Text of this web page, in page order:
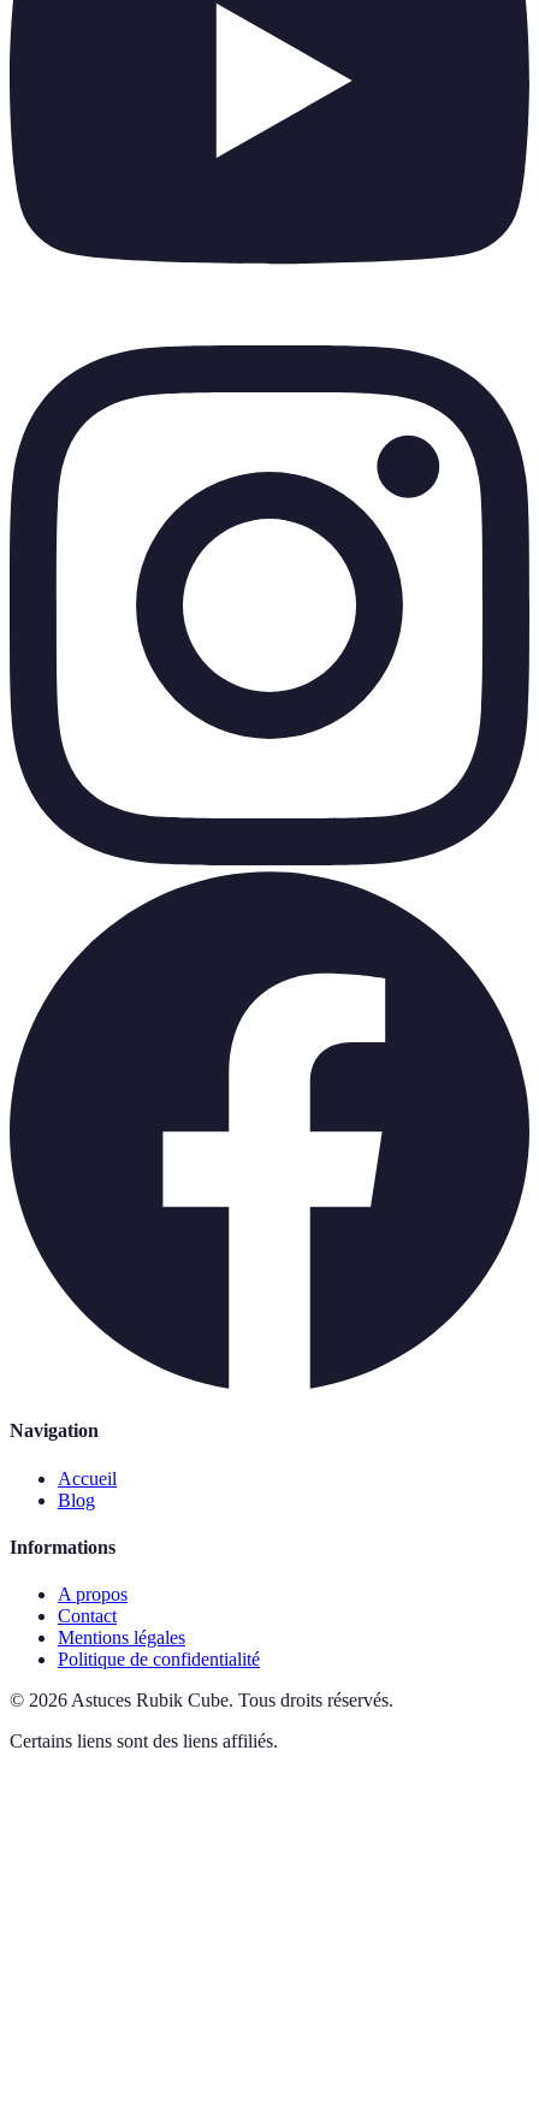
Navigation
Accueil
Blog
Informations
A propos
Contact
Mentions légales
Politique de confidentialité
© 2026 Astuces Rubik Cube. Tous droits réservés.
Certains liens sont des liens affiliés.